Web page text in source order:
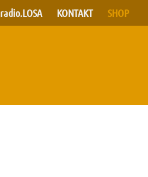
radio.LOSA KONTAKT SHOP